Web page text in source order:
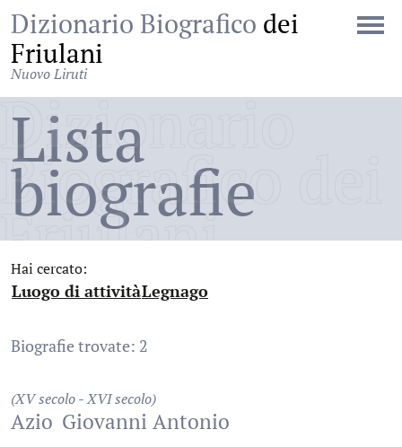
Dizionario Biografico dei
Friulani
Nuovo Liruti
Dizionario
Biografico dei
Friulani
Lista
biografie
Hai cercato:
Luogo di attività
:Legnago
Biografie trovate: 2
(XV secolo - XVI secolo)
Azio Giovanni Antonio